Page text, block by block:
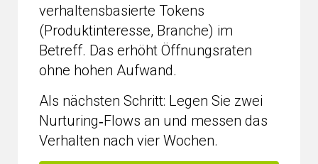
verhaltensbasierte Tokens
(Produktinteresse, Branche) im
Betreff. Das erhöht Öffnungsraten
ohne hohen Aufwand.
Als nächsten Schritt: Legen Sie zwei
Nurturing‑Flows an und messen das
Verhalten nach vier Wochen.